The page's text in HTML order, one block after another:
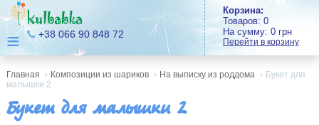
≡ +38 066 90 848 72
Корзина:
Товаров: 0
На сумму: 0 грн
Перейти в корзину
Главная › Композиции из шариков › На выписку из роддома › Букет для
малышки 2
Букет для малышки 2